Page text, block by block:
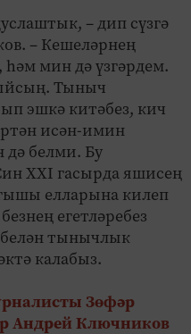
– дип сүзгә
– Кешеләрнең
һәм мин дә үзгәрдем.
Тыныч
эшкә китәбез, кич
исән-имин
белми. Бу
XXI гасырда яшисең
елларына килеп
егетләребез
белән тынычлык
калабыз.
Зөфәр
Андрей Ключников